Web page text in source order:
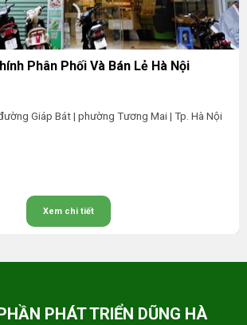
Phân Phối Và Bán Lẻ Hà Nội
Giáp Bát | phường Tương Mai | Tp. Hà Nội
Xem chi tiết
PHÁT TRIỂN DŨNG HÀ